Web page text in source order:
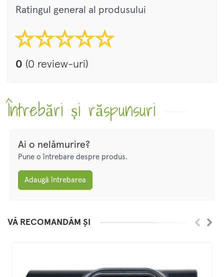
Ratingul general al produsului
0 (0 review-uri)
Întrebări și răspunsuri
Ai o nelămurire?
Pune o întrebare despre produs.
Adaugă întrebarea
VĂ RECOMANDĂM ȘI